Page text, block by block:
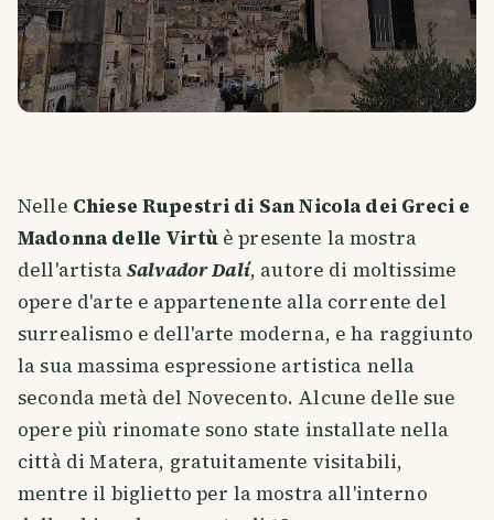
Nelle Chiese Rupestri di San Nicola dei Greci e
Madonna delle Virtùè presente la mostra
dell'artistaSalvador Dalí, autore di moltissime
opere d'arte e appartenente alla corrente del
surrealismo e dell'arte moderna, e ha raggiunto
la sua massima espressione artistica nella
seconda metà del Novecento. Alcune delle sue
opere più rinomate sono state installate nella
città di Matera, gratuitamente visitabili,
mentre il biglietto per la mostra all'interno